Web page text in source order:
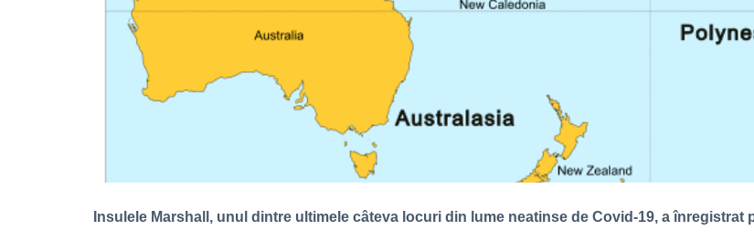
Insulele Marshall, unul dintre ultimele câteva locuri din lume neatinse de Covid-19, a